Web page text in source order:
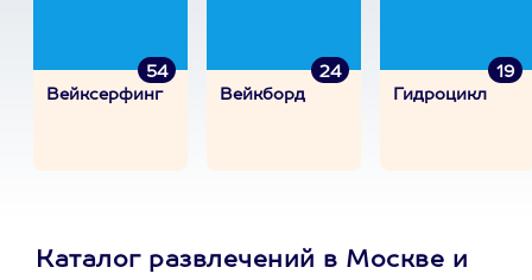
54
Вейксерфинг
24
Вейкборд
19
Гидроцикл
Каталог развлечений в Москве и